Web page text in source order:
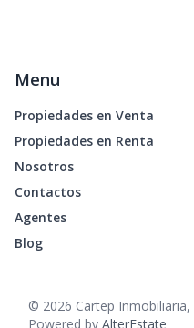
Menu
Propiedades en Venta
Propiedades en Renta
Nosotros
Contactos
Agentes
Blog
© 2026 Cartep Inmobiliaria,
Powered by AlterEstate